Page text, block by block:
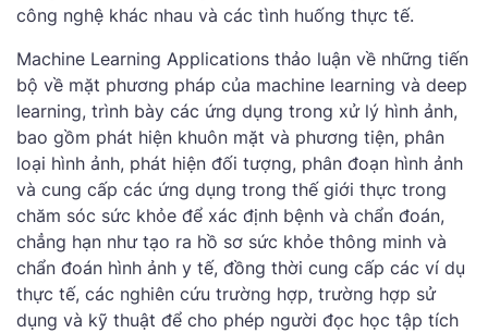
công nghệ khác nhau và các tình huống thực tế.
Machine Learning Applications thảo luận về những tiến
bộ về mặt phương pháp của machine learning và deep
learning, trình bày các ứng dụng trong xử lý hình ảnh,
bao gồm phát hiện khuôn mặt và phương tiện, phân
loại hình ảnh, phát hiện đối tượng, phân đoạn hình ảnh
và cung cấp các ứng dụng trong thế giới thực trong
chăm sóc sức khỏe để xác định bệnh và chẩn đoán,
chẳng hạn như tạo ra hồ sơ sức khỏe thông minh và
chẩn đoán hình ảnh y tế, đồng thời cung cấp các ví dụ
thực tế, các nghiên cứu trường hợp, trường hợp sử
dụng và kỹ thuật để cho phép người đọc học tập tích